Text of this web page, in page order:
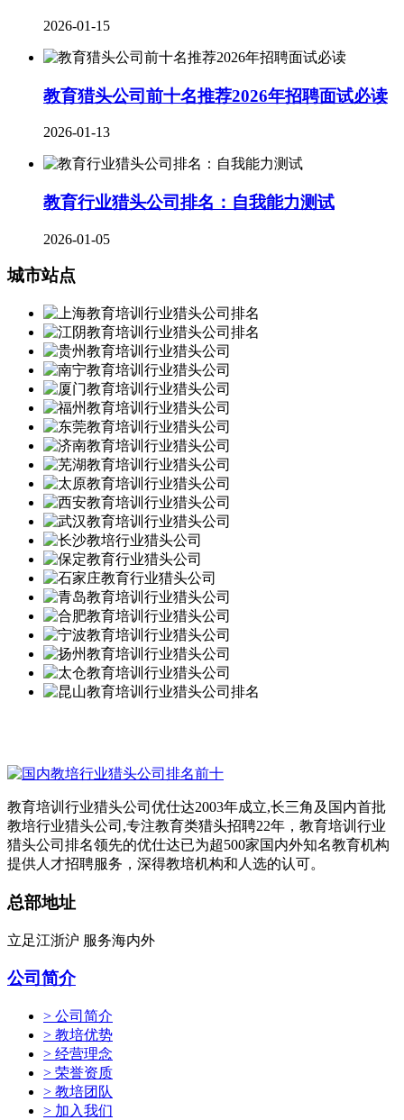
2026-01-15
教育猎头公司前十名推荐2026年招聘面试必读
2026-01-13
教育行业猎头公司排名：自我能力测试
2026-01-05
城市站点
教育培训行业猎头公司优仕达2003年成立,长三角及国内首批
教培行业猎头公司,专注教育类猎头招聘22年，教育培训行业
猎头公司排名领先的优仕达已为超500家国内外知名教育机构
提供人才招聘服务，深得教培机构和人选的认可。
总部地址
立足江浙沪 服务海内外
公司简介
> 公司简介
> 教培优势
> 经营理念
> 荣誉资质
> 教培团队
> 加入我们